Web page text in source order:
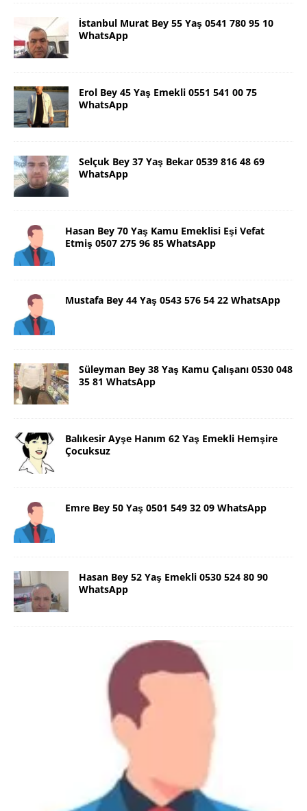
İstanbul Murat Bey 55 Yaş 0541 780 95 10
WhatsApp
Erol Bey 45 Yaş Emekli 0551 541 00 75
WhatsApp
Selçuk Bey 37 Yaş Bekar 0539 816 48 69
WhatsApp
Hasan Bey 70 Yaş Kamu Emeklisi Eşi Vefat
Etmiş 0507 275 96 85 WhatsApp
Mustafa Bey 44 Yaş 0543 576 54 22 WhatsApp
Süleyman Bey 38 Yaş Kamu Çalışanı 0530 048
35 81 WhatsApp
Balıkesir Ayşe Hanım 62 Yaş Emekli Hemşire
Çocuksuz
Emre Bey 50 Yaş 0501 549 32 09 WhatsApp
Hasan Bey 52 Yaş Emekli 0530 524 80 90
WhatsApp
Danimarka Mustafa Bey 45 Yaş +45
42 48 17 28 WhatsApp
Lütfen Danimarka dışı aramasın. Selam ben
Danimarka’dan Mustafa 45 yaşında, 1.88 boyunda,
98 kiloda, Kumral, ayrılmış bir beyim. Alkol yok.
Sigara var. Maddi sıkıntım yok.